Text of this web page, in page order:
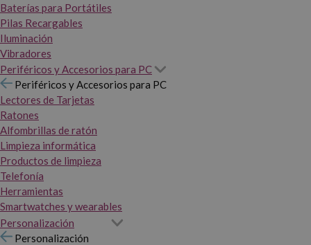
Baterías para Portátiles
Pilas Recargables
Iluminación
Vibradores
Periféricos y Accesorios para PC
Periféricos y Accesorios para PC
Lectores de Tarjetas
Ratones
Alfombrillas de ratón
Limpieza informática
Productos de limpieza
Telefonía
Herramientas
Smartwatches y wearables
Personalización
Personalización